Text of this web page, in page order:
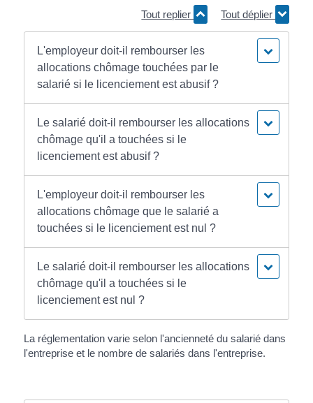
Tout replier Tout déplier
L'employeur doit-il rembourser les
allocations chômage touchées par le
salarié si le licenciement est abusif ?
Le salarié doit-il rembourser les allocations
chômage qu'il a touchées si le
licenciement est abusif ?
L'employeur doit-il rembourser les
allocations chômage que le salarié a
touchées si le licenciement est nul ?
Le salarié doit-il rembourser les allocations
chômage qu'il a touchées si le
licenciement est nul ?
La réglementation varie selon l'ancienneté du salarié dans
l'entreprise et le nombre de salariés dans l'entreprise.